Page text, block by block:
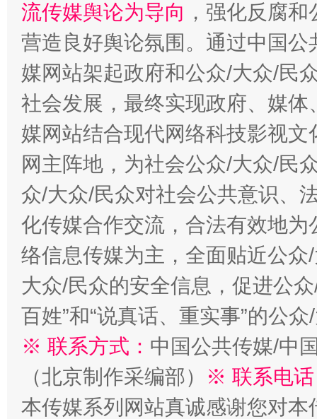
千年窑火 生生不息
揭开“小金库”的免责幌子
受贿1.44亿！段成刚被判无期 从幼
流传媒舆论为导向 ，强化反腐
营造良好舆论氛围。通过中国
媒网站架起政府和公众/大众/民
社会发展，最终实现政府、媒
媒网站结合现代网络科技影视
网主阵地，为社会公众/大众/民
众/大众/民众对社会公共意识、
化传媒合作交流，合法有效地
络信息传媒为主，全面贴近公
大众/民众的安全信息，促进公
百姓”和“说真话、重实事”的公
※ 联系方式： 中国公共传媒/中
（北京制作采编部）
※ 联系电
本传媒系列网站真诚感谢您对